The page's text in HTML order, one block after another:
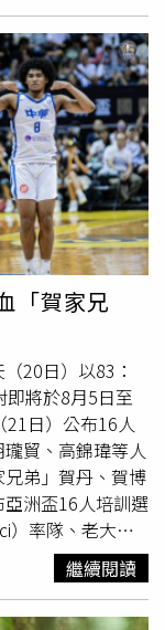
成鮮明對比。例
擊時，部分共和
克在內的右翼人
的清算行動擴
雙重標準與雇主
，勇奪「世界少
廉波特冠軍。臺
下「世界次青少
次奪冠，非常不
邵捷主投7局無
完封日本武
棒球少年英雄都
清德肯定中華民
展的貢獻，也感
選手的照顧，讓
即將上高中的中
黑豹旗的傑出表
，Team Taiwan
在場很多選手
真訓練，重視基
定可以站穩職業
產業的發展很多
部即將掛牌成
主李洋接任，代
當運動員的後
，大家也可以成
析師，甚至是棒
大家人生中的重
「賀家兄
20日）以83：
即將於8月5日至
日）公布16人
瓏貿、高錦瑋等人
弟」賀丹、賀博
洲盃16人培訓選
）率隊、老大哥
瓊斯盃，且表現
表台灣參戰。另
、高錦瑋等人，
繼續閱讀